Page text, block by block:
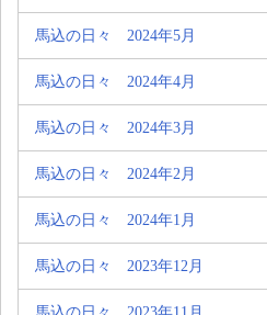
馬込の日々 2024年5月
馬込の日々 2024年4月
馬込の日々 2024年3月
馬込の日々 2024年2月
馬込の日々 2024年1月
馬込の日々 2023年12月